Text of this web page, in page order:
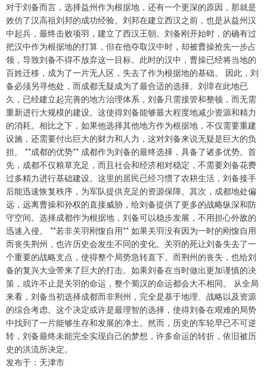
对于刘备而言，选择益州作为根据地，还有一个更深的原因，那就是
效仿了汉高祖刘邦的成功经验。刘邦在建立西汉之前，也是从益州汉
中起兵，最终击败项羽，建立了西汉王朝。刘备刚开始时，的确有过
把汉中作为根据地的打算，但在他夺取汉中时，却被曹操抢先一步占
领，导致刘备不得不放弃这一目标。此时的汉中，曹操已经将当地的
百姓迁移，成为了一片无人区，失去了作为根据地的基础。 因此，刘
备必须另寻他处，而成都无疑成为了最合适的选择。刘璋在此地已
久，已经建立起完善的地方治理体系，刘备只需接管和整顿，而无需
重新进行大规模的建设。这使得刘备能够最大程度地减少资源和精力
的消耗。相比之下，如果他选择其他地方作为根据地，不仅需要重建
设施，还需要付出巨大的财力和人力，这对刘备来说无疑是巨大的负
担。 **成都的优势** 成都作为刘备的最终选择，具备了诸多优势。首
先，成都不仅粮草充足，而且社会和经济相对稳定，不需要刘备花费
过多精力进行基础建设。这里的居民已经习惯了农耕生活，刘备接手
后能迅速恢复秩序，为军队提供充足的资源保障。其次，成都地处偏
远，远离曹操和孙权的直接威胁，给刘备提供了更多的战略纵深和防
守空间。选择成都作为根据地，刘备可以稳步发展，不用担心外敌的
迅速入侵。 **若非关羽刚愎自用** 如果关羽没有因为一时的刚愎自用
而丧失荆州，也许历史会发生不同的变化。关羽的死让刘备失去了一
个重要的战略支点，使得整个局势急转直下。而荆州的丧失，也给刘
备的复兴大业带来了巨大的打击。如果刘备在当时做出更加谨慎的决
策，或许不止是关羽的命运，整个蜀汉的命运都会大不相同。 从全局
来看，刘备当初选择成都而非荆州，完全是基于地理、战略以及资源
的综合考虑。这个决定或许是最理智的选择，使得刘备在艰难的局势
中找到了一片能够生存和发展的净土。然而，历史的车轮早已不可逆
转，刘备最终未能完全实现自己的梦想，许多命运的转折，依旧被历
史的洪流所决定。
发布于：天津市